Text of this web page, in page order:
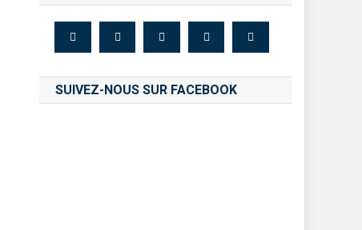
SUIVEZ-NOUS SUR FACEBOOK